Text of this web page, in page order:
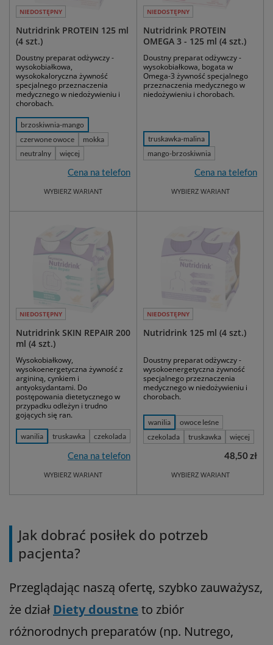
NIEDOSTĘPNY
Nutridrink PROTEIN 125 ml
(4 szt.)
Doustny preparat odżywczy -
wysokobiałkowa,
wysokokaloryczna żywność
specjalnego przeznaczenia
medycznego w niedożywieniu i
chorobach.
brzoskiwnia-mango
czerwone owoce
mokka
neutralny
więcej
WYBIERZ WARIANT
Cena na telefon
NIEDOSTĘPNY
Nutridrink PROTEIN
OMEGA 3 - 125 ml (4 szt.)
Doustny preparat odżywczy -
wysokobiałkowa, bogata w
Omega-3 żywność specjalnego
przeznaczenia medycznego w
niedożywieniu i chorobach.
truskawka-malina
mango-brzoskiwnia
WYBIERZ WARIANT
Cena na telefon
NIEDOSTĘPNY
Nutridrink SKIN REPAIR 200
ml (4 szt.)
Wysokobiałkowy,
wysokoenergetyczna żywność z
argininą, cynkiem i
antyoksydantami. Do
postępowania dietetycznego w
przypadku odleżyn i trudno
gojących się ran.
wanilia truskawka czekolada
WYBIERZ WARIANT
Cena na telefon
NIEDOSTĘPNY
Nutridrink 125 ml (4 szt.)
Doustny preparat odżywczy -
wysokoenergetyczna żywność
specjalnego przeznaczenia
medycznego w niedożywieniu i
chorobach.
wanilia
owoce leśne
czekolada
truskawka więcej
WYBIERZ WARIANT
48,50 zł
Jak dobrać posiłek do potrzeb
pacjenta?
Przeglądając naszą ofertę, szybko zauważysz,
że dział Diety doustne to zbiór
różnorodnych preparatów (np. Nutrego,